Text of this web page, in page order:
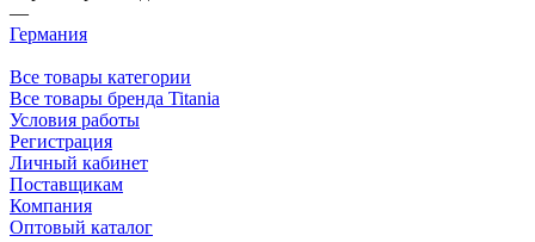
—
Германия
Все товары категории
Все товары бренда Titania
Условия работы
Регистрация
Личный кабинет
Поставщикам
Компания
Оптовый каталог